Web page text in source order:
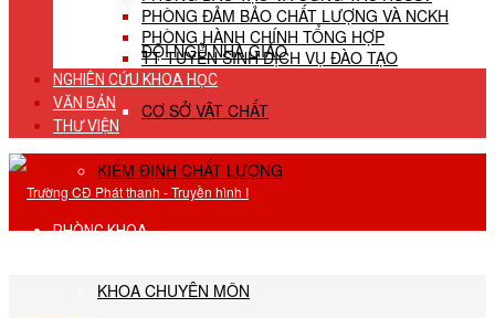
ĐỘI NGŨ NHÀ GIÁO
CƠ SỞ VẬT CHẤT
KIỂM ĐỊNH CHẤT LƯỢNG
PHÒNG KHOA
KHOA CHUYÊN MÔN
PHÒNG ĐẢM BẢO CHẤT LƯỢNG VÀ NCKH
PHÒNG HÀNH CHÍNH TỔNG HỢP
TT TUYỂN SINH DỊCH VỤ ĐÀO TẠO
NGHIÊN CỨU KHOA HỌC
VĂN BẢN
THƯ VIỆN